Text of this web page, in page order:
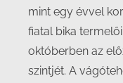
mint egy évvel
fiatal bika
októberben az
szintjét. A